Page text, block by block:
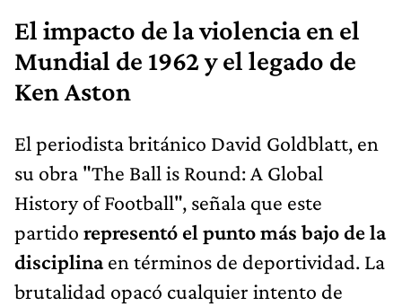
El impacto de la violencia en el
Mundial de 1962 y el legado de
Ken Aston
El periodista británico David Goldblatt, en
su obra "The Ball is Round: A Global
History of Football", señala que este
partido representó el punto más bajo de la
disciplinaen términos de deportividad. La
brutalidad opacó cualquier intento de